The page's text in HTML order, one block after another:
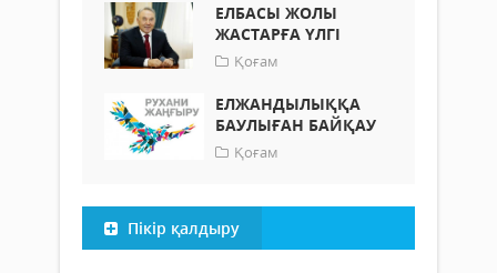
ЕЛБАСЫ ЖОЛЫ
ЖАСТАРҒА ҮЛГІ
Қоғам
ЕЛЖАНДЫЛЫҚҚА
БАУЛЫҒАН БАЙҚАУ
Қоғам
Пікір қалдыру